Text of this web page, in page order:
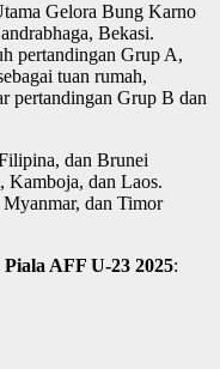
Gelora Bung Karno
Bekasi.
pertandingan Grup A,
tuan rumah,
pertandingan Grup B dan
dan Brunei
Kamboja, dan Laos.
dan Timor
AFF U-23 2025: